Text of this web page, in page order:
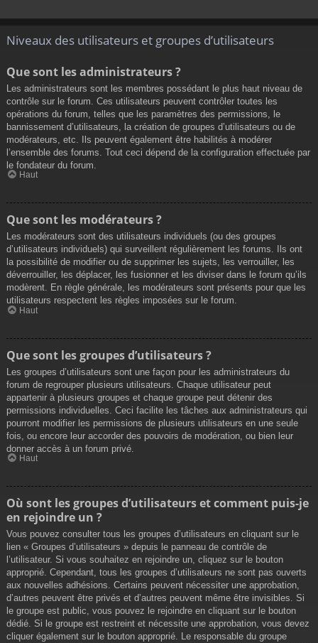
Niveaux des utilisateurs et groupes d’utilisateurs
Que sont les administrateurs ?
Les administrateurs sont les membres possédant le plus haut niveau de
contrôle sur le forum. Ces utilisateurs peuvent contrôler toutes les
opérations du forum, telles que les paramètres des permissions, le
bannissement d’utilisateurs, la création de groupes d’utilisateurs ou de
modérateurs, etc. Ils peuvent également être habilités à modérer
l’ensemble des forums. Tout ceci dépend de la configuration effectuée par
le fondateur du forum.
Haut
Que sont les modérateurs ?
Les modérateurs sont des utilisateurs individuels (ou des groupes
d’utilisateurs individuels) qui surveillent régulièrement les forums. Ils ont
la possibilité de modifier ou de supprimer les sujets, les verrouiller, les
déverrouiller, les déplacer, les fusionner et les diviser dans le forum qu’ils
modèrent. En règle générale, les modérateurs sont présents pour que les
utilisateurs respectent les règles imposées sur le forum.
Haut
Que sont les groupes d’utilisateurs ?
Les groupes d’utilisateurs sont une façon pour les administrateurs du
forum de regrouper plusieurs utilisateurs. Chaque utilisateur peut
appartenir à plusieurs groupes et chaque groupe peut détenir des
permissions individuelles. Ceci facilite les tâches aux administrateurs qui
pourront modifier les permissions de plusieurs utilisateurs en une seule
fois, ou encore leur accorder des pouvoirs de modération, ou bien leur
donner accès à un forum privé.
Haut
Où sont les groupes d’utilisateurs et comment puis-je
en rejoindre un ?
Vous pouvez consulter tous les groupes d’utilisateurs en cliquant sur le
lien « Groupes d’utilisateurs » depuis le panneau de contrôle de
l’utilisateur. Si vous souhaitez en rejoindre un, cliquez sur le bouton
approprié. Cependant, tous les groupes d’utilisateurs ne sont pas ouverts
aux nouvelles adhésions. Certains peuvent nécessiter une approbation,
d’autres peuvent être privés et d’autres peuvent même être invisibles. Si
le groupe est public, vous pouvez le rejoindre en cliquant sur le bouton
dédié. Si le groupe est restreint et nécessite une approbation, vous devez
cliquer également sur le bouton approprié. Le responsable du groupe